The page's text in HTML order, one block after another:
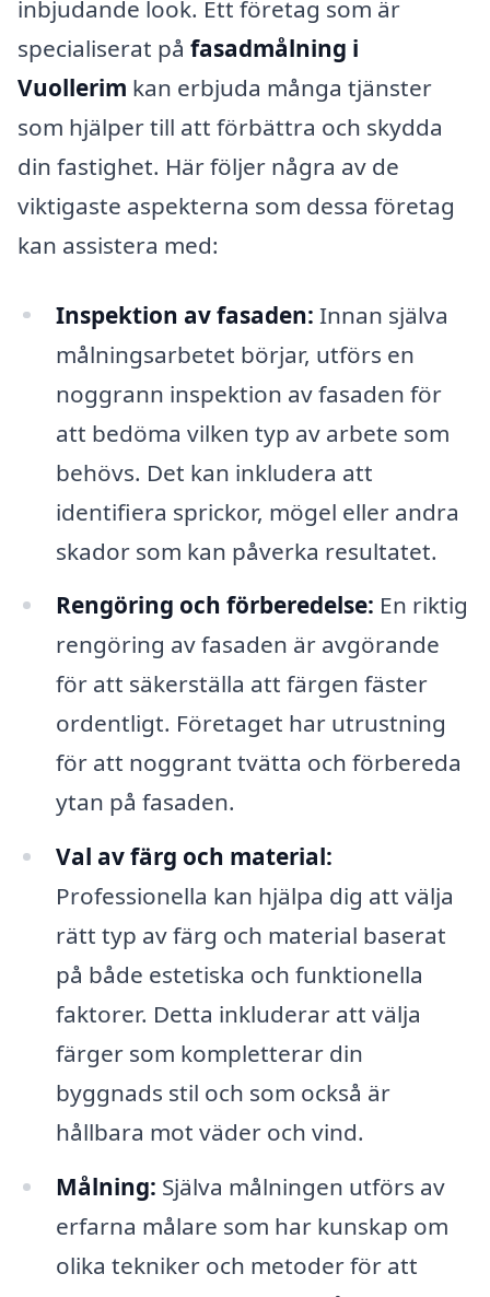
inbjudande look. Ett företag som är
specialiserat på fasadmålning i
Vuollerim kan erbjuda många tjänster
som hjälper till att förbättra och skydda
din fastighet. Här följer några av de
viktigaste aspekterna som dessa företag
kan assistera med:
Inspektion av fasaden: Innan själva
målningsarbetet börjar, utförs en
noggrann inspektion av fasaden för
att bedöma vilken typ av arbete som
behövs. Det kan inkludera att
identifiera sprickor, mögel eller andra
skador som kan påverka resultatet.
Rengöring och förberedelse: En riktig
rengöring av fasaden är avgörande
för att säkerställa att färgen fäster
ordentligt. Företaget har utrustning
för att noggrant tvätta och förbereda
ytan på fasaden.
Val av färg och material:
Professionella kan hjälpa dig att välja
rätt typ av färg och material baserat
på både estetiska och funktionella
faktorer. Detta inkluderar att välja
färger som kompletterar din
byggnads stil och som också är
hållbara mot väder och vind.
Målning: Själva målningen utförs av
erfarna målare som har kunskap om
olika tekniker och metoder för att